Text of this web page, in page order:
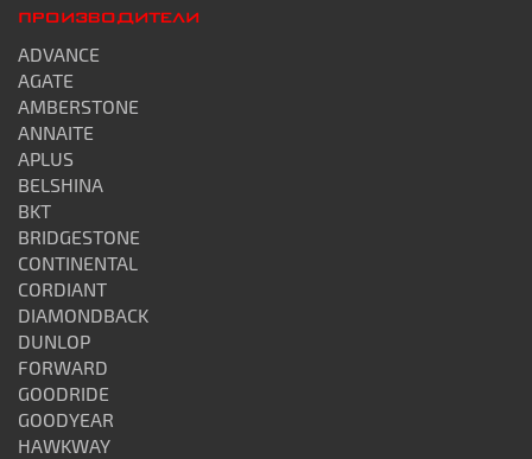
ПРОИЗВОДИТЕЛИ
ADVANCE
AGATE
AMBERSTONE
ANNAITE
APLUS
BELSHINA
BKT
BRIDGESTONE
CONTINENTAL
CORDIANT
DIAMONDBACK
DUNLOP
FORWARD
GOODRIDE
GOODYEAR
HAWKWAY